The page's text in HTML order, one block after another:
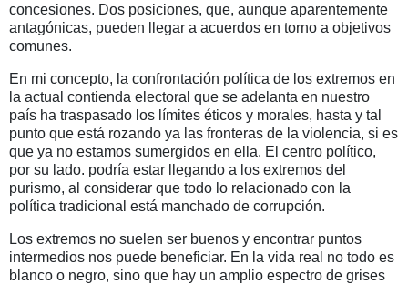
concesiones. Dos posiciones, que, aunque aparentemente
antagónicas, pueden llegar a acuerdos en torno a objetivos
comunes.
En mi concepto, la confrontación política de los extremos en
la actual contienda electoral que se adelanta en nuestro
país ha traspasado los límites éticos y morales, hasta y tal
punto que está rozando ya las fronteras de la violencia, si es
que ya no estamos sumergidos en ella. El centro político,
por su lado. podría estar llegando a los extremos del
purismo, al considerar que todo lo relacionado con la
política tradicional está manchado de corrupción.
Los extremos no suelen ser buenos y encontrar puntos
intermedios nos puede beneficiar. En la vida real no todo es
blanco o negro, sino que hay un amplio espectro de grises